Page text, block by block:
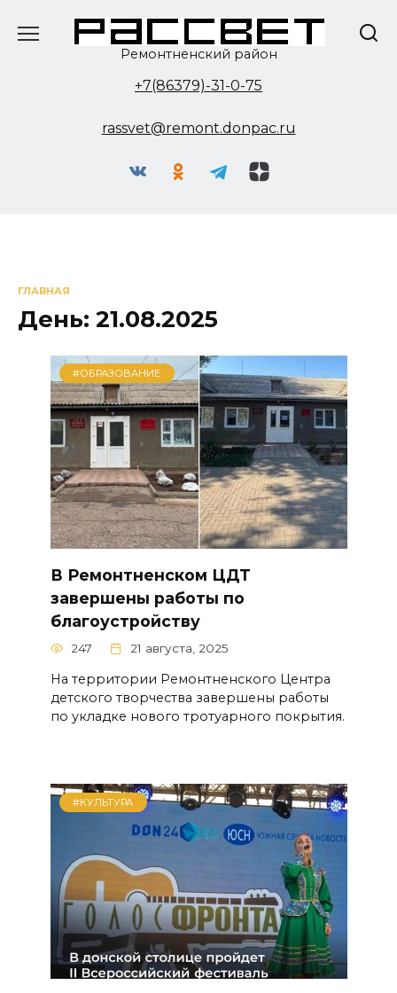
Ремонтненский район
+7(86379)-31-0-75
rassvet@remont.donpac.ru
ГЛАВНАЯ
День: 21.08.2025
#ОБРАЗОВАНИЕ
В Ремонтненском ЦДТ
завершены работы по
благоустройству
247 21 августа, 2025
На территории Ремонтненского Центра
детского творчества завершены работы
по укладке нового тротуарного покрытия.
#КУЛЬТУРА